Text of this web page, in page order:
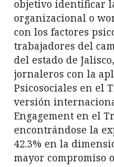
objetivo identificar
organizacional o
con los factores
trabajadores del
del estado de
jornaleros con la
Psicosociales en el
versión
Engagement en el
encontrándose la
42.3% en la
mayor compromiso